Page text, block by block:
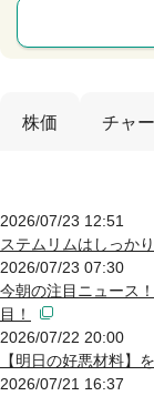
株価 チャ
2026/07/23 12:51
ステムリムはしっか
2026/07/23 07:30
今朝の注目ニュース
目！
2026/07/22 20:00
【明日の好悪材料】
2026/07/21 16:37